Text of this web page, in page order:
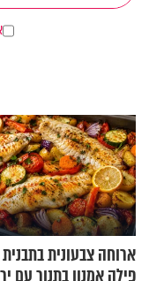
ארוחה צבעונית
פילה אמנון בתנור עם